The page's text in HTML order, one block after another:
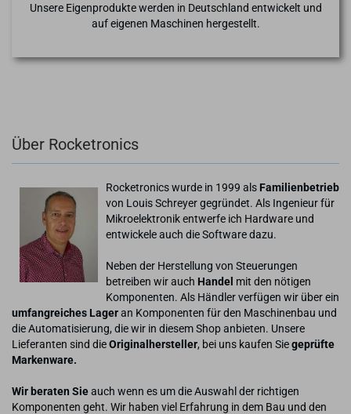
Unsere Eigenprodukte werden in Deutschland entwickelt und
auf eigenen Maschinen hergestellt.
Über Rocketronics
Rocketronics wurde in 1999 als Familienbetrieb
von Louis Schreyer gegründet. Als Ingenieur für
Mikroelektronik entwerfe ich Hardware und
entwickele auch die Software dazu.
Neben der Herstellung von Steuerungen
betreiben wir auch Handel mit den nötigen
Komponenten. Als Händler verfügen wir über ein
umfangreiches Lageran Komponenten für den Maschinenbau und
die Automatisierung, die wir in diesem Shop anbieten. Unsere
Lieferanten sind dieOriginalhersteller, bei uns kaufen Siegeprüfte
Markenware.
Wir beraten Sieauch wenn es um die Auswahl der richtigen
Komponenten geht. Wir haben viel Erfahrung in dem Bau und den